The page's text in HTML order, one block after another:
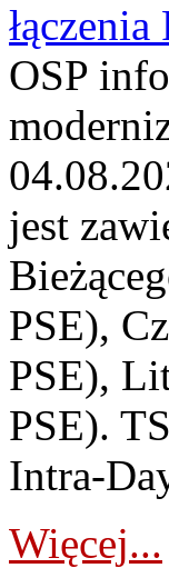
OSP
jest
PSE),
PSE),
PSE).
Intra-
Więcej...